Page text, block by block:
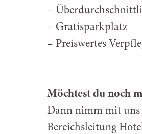
Gratisparkplatz
Preiswertes
Möchtest du noch
Dann nimm mit
Bereichsleitung